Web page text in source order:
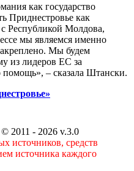
как государство
Приднестровье как
Республикой Молдова,
мы являемся именно
Мы будем
из лидеров ЕС за
– сказала Штански.
2011 - 2026 v.3.0
источников, средств
источника каждого